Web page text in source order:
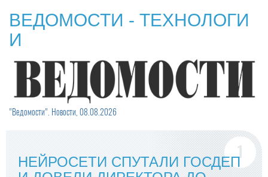
ВЕДОМОСТИ - ТЕХНОЛОГИ
И
"Ведомости". Новости, 08.08.2026
НЕЙРОСЕТИ СПУТАЛИ ГОСДЕП